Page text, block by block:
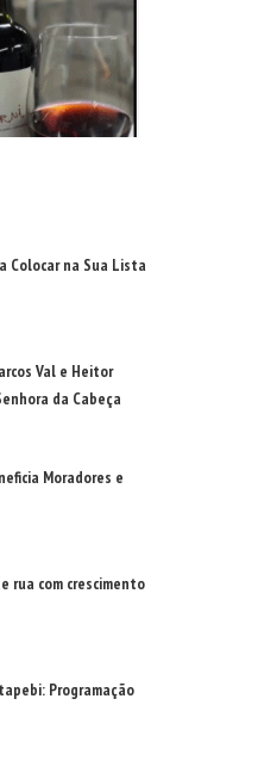
Colocar na Sua Lista
Val e Heitor
da Cabeça
Moradores e
rua com crescimento
Programação